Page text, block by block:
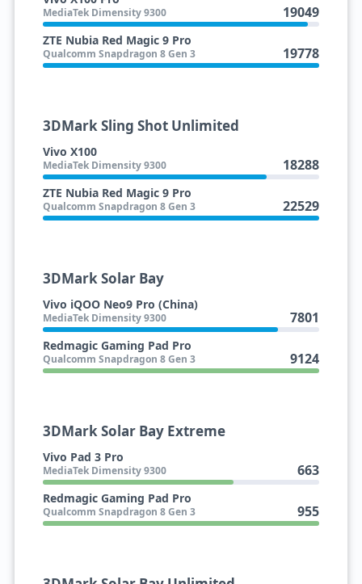
MediaTek Dimensity 9300 19049
ZTE Nubia Red Magic 9 Pro
Qualcomm Snapdragon 8 Gen 3 19778
3DMark Sling Shot Unlimited
Vivo X100
MediaTek Dimensity 9300 18288
ZTE Nubia Red Magic 9 Pro
Qualcomm Snapdragon 8 Gen 3 22529
3DMark Solar Bay
Vivo iQOO Neo9 Pro (China)
MediaTek Dimensity 9300 7801
Redmagic Gaming Pad Pro
Qualcomm Snapdragon 8 Gen 3 9124
3DMark Solar Bay Extreme
Vivo Pad 3 Pro
MediaTek Dimensity 9300 663
Redmagic Gaming Pad Pro
Qualcomm Snapdragon 8 Gen 3 955